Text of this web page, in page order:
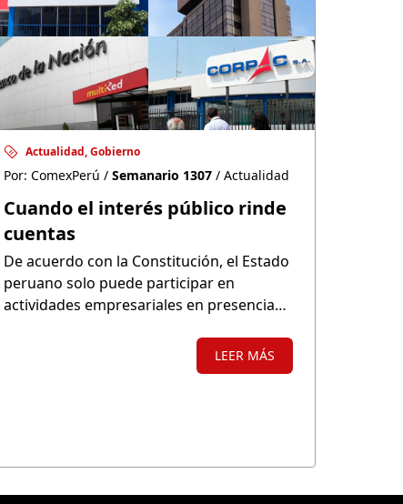
Actualidad, Gobierno
Por: ComexPerú / Semanario 1307 / Actualidad
Cuando el interés público rinde
cuentas
De acuerdo con la Constitución, el Estado
peruano solo puede participar en
actividades empresariales en presencia
aporta valor económico y social a la
ciudadanía. Sin embargo, no todas las
LEER MÁS